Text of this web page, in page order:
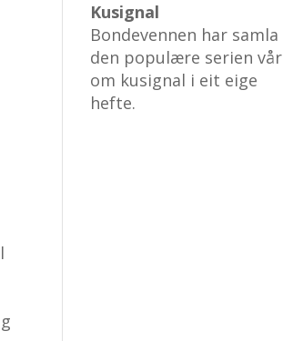
Kusignal
Bondevennen har samla
den populære serien vår
om kusignal i eit eige
hefte.